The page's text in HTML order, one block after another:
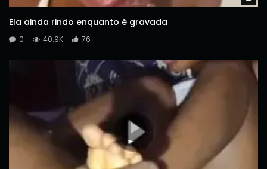
Ela ainda rindo enquanto é gravada
0 40.9K 76